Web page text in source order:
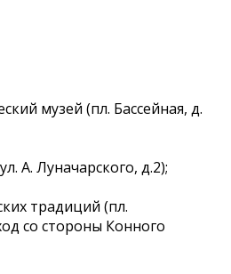
музей (пл. Бассейная, д.
А. Луначарского, д.2);
традиций (пл.
со стороны Конного